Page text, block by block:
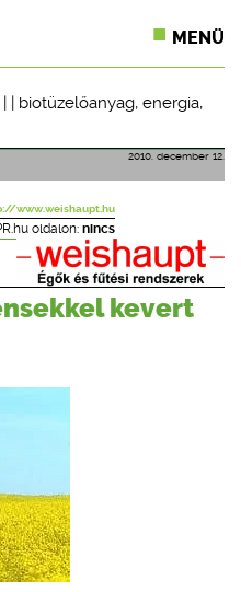
MENÜ
| | biotüzelőanyag, energia,
2010. december 12.
www.weishaupt.hu
oldalon: nincs
kevert